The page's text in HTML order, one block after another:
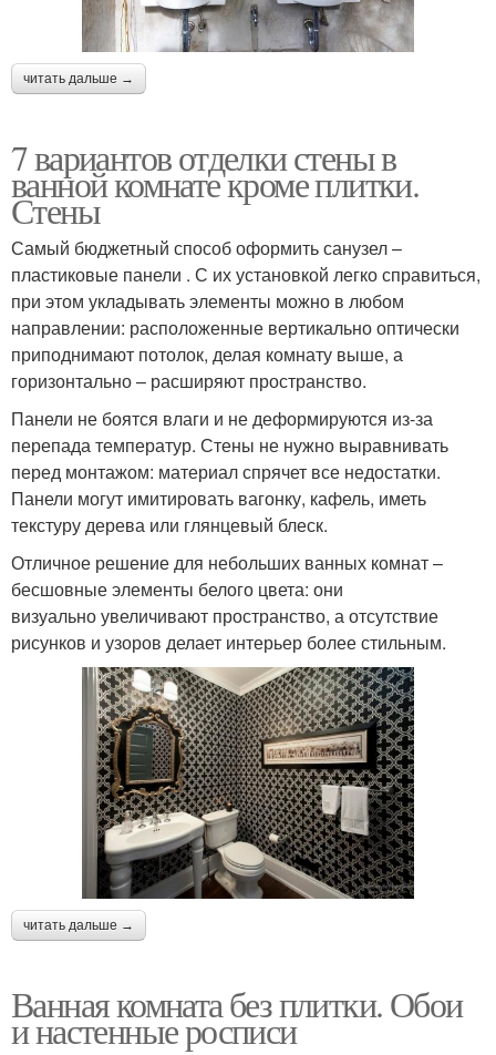
читать дальше →
7 вариантов отделки стены в
ванной комнате кроме плитки.
Стены
Самый бюджетный способ оформить санузел –
пластиковые панели . С их установкой легко справиться,
при этом укладывать элементы можно в любом
направлении: расположенные вертикально оптически
приподнимают потолок, делая комнату выше, а
горизонтально – расширяют пространство.
Панели не боятся влаги и не деформируются из-за
перепада температур. Стены не нужно выравнивать
перед монтажом: материал спрячет все недостатки.
Панели могут имитировать вагонку, кафель, иметь
текстуру дерева или глянцевый блеск.
Отличное решение для небольших ванных комнат –
бесшовные элементы белого цвета: они
визуально увеличивают пространство, а отсутствие
рисунков и узоров делает интерьер более стильным.
читать дальше →
Ванная комната без плитки. Обои
и настенные росписи